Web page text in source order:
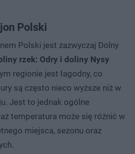
Polski
Polski jest zazwyczaj Dolny
rzek: Odry i doliny Nysy
regionie jest łagodny, co
są często nieco wyższe niż w
Jest to jednak ogólne
temperatura może się różnić w
miejsca, sezonu oraz